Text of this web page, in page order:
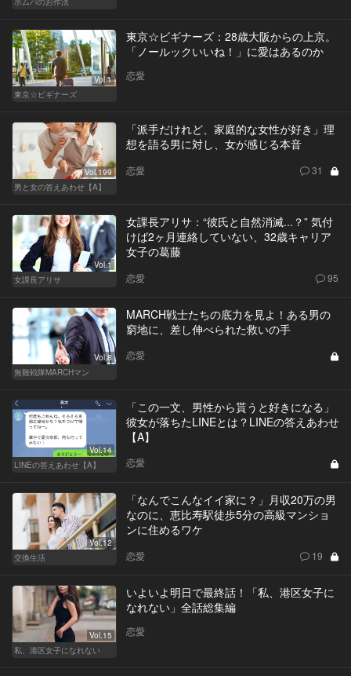
Vol.1
東京☆ビギナーズ
東京☆ビギナーズ：28歳大阪からの上京。
「ノールックいいね！」に愛はあるのか
恋愛
Vol.199
男と女の答えあわせ【A】
「派手だけれど、家庭的な女性が好き」理
想を語る男に対し、女が感じる本音
恋愛 31
Vol.1
女課長アリサ
女課長アリサ：“彼氏と自然消滅...？” 気付
けば2ヶ月連絡していない、32歳キャリア
女子の葛藤
恋愛 95
Vol.8
無難戦隊MARCHマン
MARCH戦士たちの底力を見よ！ある男の
窮地に、差し伸べられた救いの手
恋愛
Vol.14
LINEの答えあわせ【A】
「この一文、男性から貰うと好きになる」
彼女が落ちたLINEとは？LINEの答えあわせ
【A】
恋愛
Vol.12
交換生活
「なんでこんなイイ家に？」月収20万の男
なのに、恵比寿駅徒歩5分の高級マンショ
ンに住めるワケ
恋愛 19
Vol.15
私、港区女子になれない
いよいよ明日で最終話！「私、港区女子に
なれない」全話総集編
恋愛